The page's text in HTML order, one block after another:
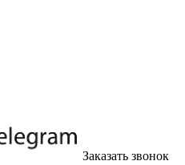
Заказать звонок